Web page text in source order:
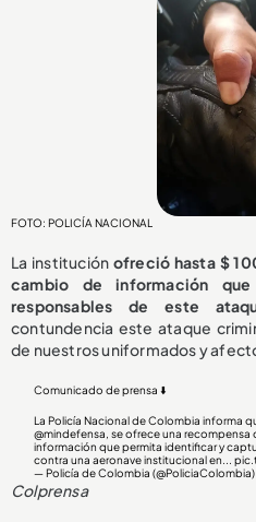
FOTO: POLICÍA NACIONAL
La institución ofreció hasta $
cambio de información
responsables de este
contundencia este ataque
de nuestros uniformados y
Comunicado de prensa ⬇️
La Policía Nacional de Colombia informa
@mindefensa , se ofrece una
información que permita identificar y
contra una aeronave institucional en...
— Policía de Colombia
Colprensa